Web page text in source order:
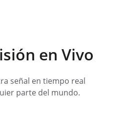
en Vivo
señal en tiempo real
parte del mundo.